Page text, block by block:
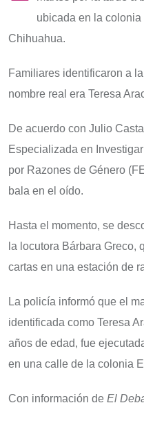
ubicada en la
Chihuahua.
Familiares identificaron a
nombre real era Teresa
De acuerdo con Julio
Especializada en
por Razones de Género
bala en el oído.
Hasta el momento, se
la locutora Bárbara Greco,
cartas en una estación de
La policía informó que el
identificada como Teresa
años de edad, fue
en una calle de la colonia
Con información de El